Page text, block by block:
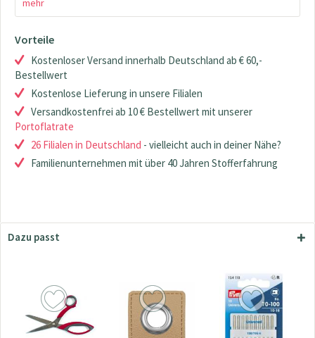
mehr
Vorteile
Kostenloser Versand innerhalb Deutschland ab € 60,-
Bestellwert
Kostenlose Lieferung in unsere Filialen
Versandkostenfrei ab 10 € Bestellwert mit unserer
Portoflatrate
26 Filialen in Deutschland - vielleicht auch in deiner Nähe?
Familienunternehmen mit über 40 Jahren Stofferfahrung
Dazu passt